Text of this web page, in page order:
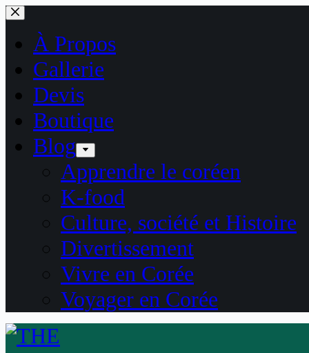
Passer
au
contenuÀ Propos
Gallerie
Devis
Boutique
Blog
Apprendre le coréen
K-food
Culture, société et Histoire
Divertissement
Vivre en Corée
Voyager en Corée